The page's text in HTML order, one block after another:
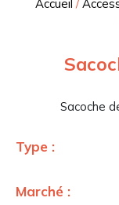
Accueil /
Sacoche
Type :
Marché :